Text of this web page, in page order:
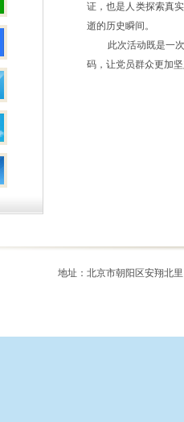
证，也是人类探索真
逝的历史瞬间。
此次活动既是一
码，让党员群众更加
地址：北京市朝阳区安翔北里